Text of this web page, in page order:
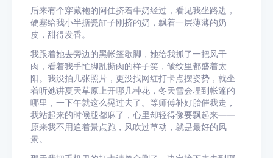
后来有个穿藏袍的阿佳挤着牛奶经过，看见我坐路边，
硬塞给我小半搪瓷缸子刚挤的奶，飘着一层薄薄的奶
皮，甜得发香。
我跟着她去旁边的黑帐篷歇脚，她给我抓了一把风干
肉，看着我手忙脚乱撕肉的样子笑，皱纹里都盛着太
阳。我没拍几张照片，更没找网红打卡点摆姿势，就坐
着听她讲夏天草原上开哪几种花，冬天雪会埋到帐篷的
哪里，一下午就这么晃过去了。等师傅补好胎催我走，
我站起来的时候腿都麻了，心里却轻得像要飘起来——
原来我不用追着景点跑，风吹过草动，就是最好的风
景。